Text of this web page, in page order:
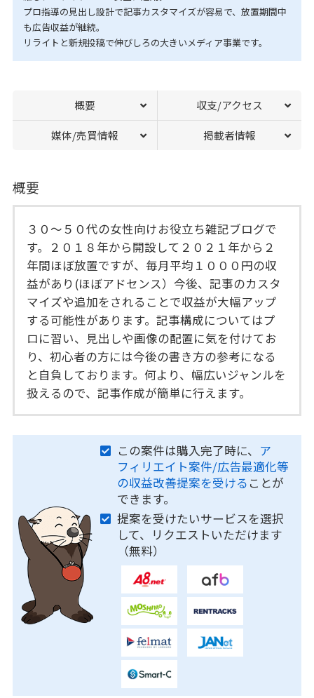
プロ指導の見出し設計で記事カスタマイズが容易で、放置期間中
も広告収益が継続。
リライトと新規投稿で伸びしろの大きいメディア事業です。
概要 収支/アクセス
媒体/売買情報 掲載者情報
概要
３０～５０代の女性向けお役立ち雑記ブログで
す。２０１８年から開設して２０２１年から２
年間ほぼ放置ですが、毎月平均１０００円の収
益があり(ほぼアドセンス）今後、記事のカスタ
マイズや追加をされることで収益が大幅アップ
する可能性があります。記事構成についてはプ
ロに習い、見出しや画像の配置に気を付けてお
り、初心者の方には今後の書き方の参考になる
と自負しております。何より、幅広いジャンルを
扱えるので、記事作成が簡単に行えます。
この案件は購入完了時に、 ア
フィリエイト案件/広告最適化等
の収益改善提案を受ける ことが
できます。
提案を受けたいサービスを選択
して、リクエストいただけます
（無料）